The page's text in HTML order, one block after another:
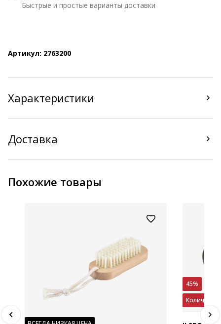
Быстрые и простые варианты доставки
Артикул: 2763200
Характеристики
Доставка
Похожие товары
45%